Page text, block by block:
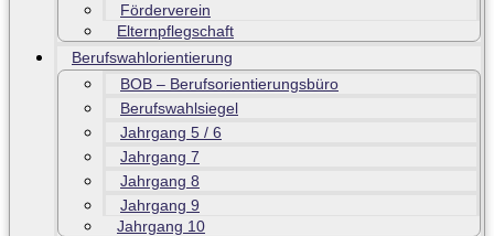
Förderverein
Elternpflegschaft
Berufswahlorientierung
BOB – Berufsorientierungsbüro
Berufswahlsiegel
Jahrgang 5 / 6
Jahrgang 7
Jahrgang 8
Jahrgang 9
Jahrgang 10